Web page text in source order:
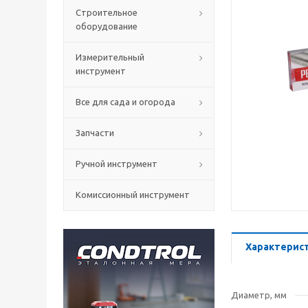
Строительное
оборудование
Измерительный
инструмент
Все для сада и огорода
Запчасти
Ручной инструмент
Комиссионный инструмент
Диаметр, мм